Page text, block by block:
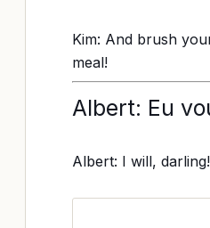
Kim: And brush
meal!
Albert: Eu
Albert: I will, darling!